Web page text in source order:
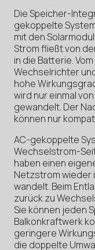
Die Speicher-
gekoppelte
mit den
Strom fließt von
in die Batterie.
Wechselrichter
hohe
wird nur einmal
gewandelt. Der
können nur
AC-gekoppelte
Wechselstrom-
haben einen
Netzstrom wieder
wandelt. Beim
zurück zu
Sie können jeden
Balkonkraftwerk
geringere
die doppelte